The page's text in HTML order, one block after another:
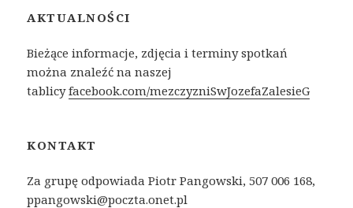
AKTUALNOŚCI
Bieżące informacje, zdjęcia i terminy spotkań
można znaleźć na naszej
tablicyfacebook.com/mezczyzniSwJozefaZalesieG
KONTAKT
Za grupę odpowiada Piotr Pangowski, 507 006 168,
ppangowski@poczta.onet.pl